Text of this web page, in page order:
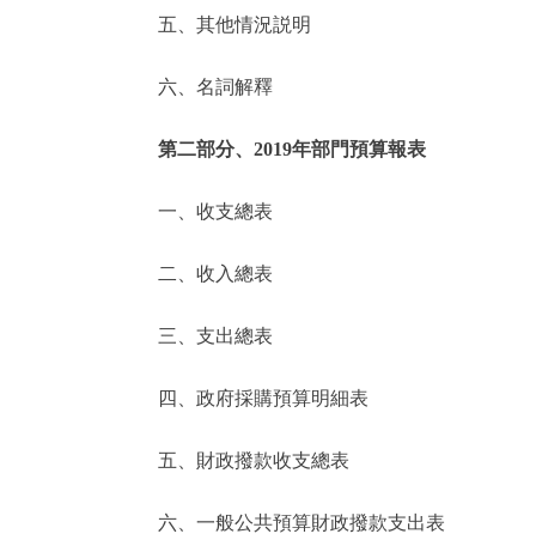
便民服務
仲介服務
政民互動
12345網上接訴即辦
參與調查
走進北京
北京概況
綠色北京
五、其他情況説明
六、名詞解釋
第二部分、2019年部門預算報表
一、收支總表
二、收入總表
三、支出總表
四、政府採購預算明細表
五、財政撥款收支總表
六、一般公共預算財政撥款支出表